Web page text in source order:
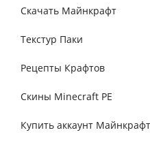
Скачать Майнкрафт
Текстур Паки
Рецепты Крафтов
Скины Minecraft PE
Купить аккаунт Майнкрафт